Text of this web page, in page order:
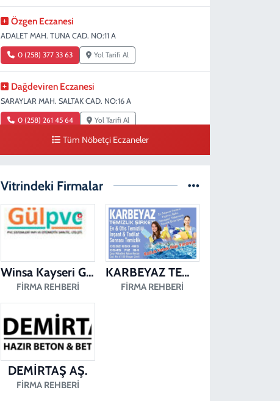
Özgen Eczanesi
ADALET MAH. TUNA CAD. NO:11 A
0 (258) 377 33 63 Yol Tarifi Al
Dağdeviren Eczanesi
SARAYLAR MAH. SALTAK CAD. NO:16 A
0 (258) 261 45 64 Yol Tarifi Al
Dişçioğlu Eczanesi
0 (258) 265 32 91 Yol Tarifi Al
Tüm Nöbetçi Eczaneler
Vitrindeki Firmalar
Winsa Kayseri Gül Pvc Pencere Kayseri Winsa
FIRMA REHBERI
KARBEYAZ TEMİZLİK
FIRMA REHBERI
DEMİRTAŞ AŞ.
FIRMA REHBERI